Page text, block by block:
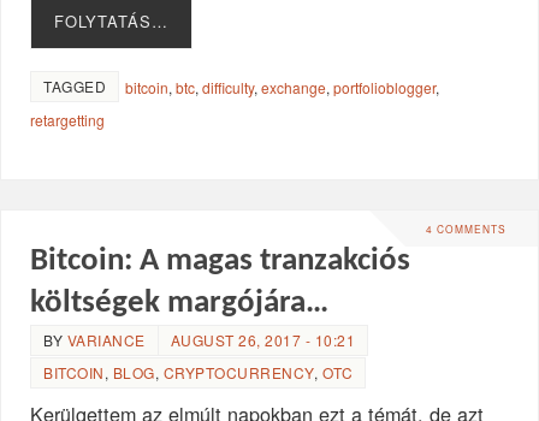
FOLYTATÁS…
TAGGED bitcoin,btc,difficulty,exchange,portfolioblogger,
retargetting
4 COMMENTS
Bitcoin: A magas tranzakciós
költségek margójára…
BY VARIANCE
AUGUST 26, 2017 - 10:21
BITCOIN, BLOG, CRYPTOCURRENCY, OTC
Kerülgettem az elmúlt napokban ezt a témát, de azt